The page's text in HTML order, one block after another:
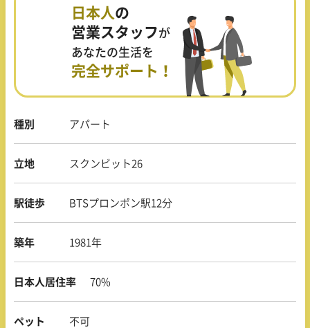
種別 アパート
立地 スクンビット26
駅徒歩 BTSプロンポン駅12分
築年 1981年
日本人居住率 70%
ペット 不可
日本人の
営業スタッフが
あなたの生活を
完全サポート！